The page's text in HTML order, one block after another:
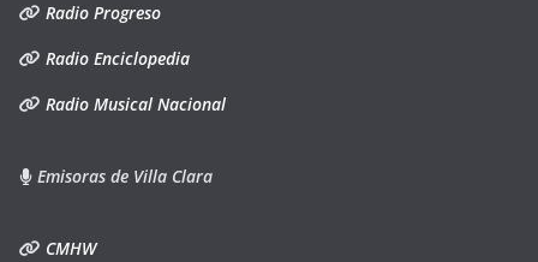
Radio Progreso
Radio Enciclopedia
Radio Musical Nacional
Emisoras de Villa Clara
CMHW